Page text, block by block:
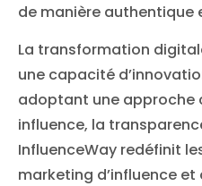
de manière authentique
La transformation
une capacité
adoptant une approche
influence, la
InfluenceWay redéfinit
marketing d’influence et